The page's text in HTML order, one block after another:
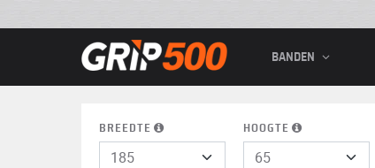
BANDEN
BREEDTE HOOGTE